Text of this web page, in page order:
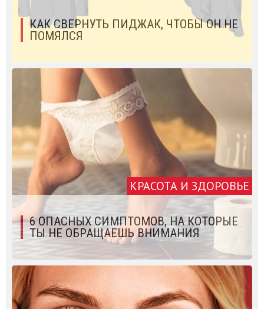
КАК СВЕРНУТЬ ПИДЖАК, ЧТОБЫ ОН НЕ
ПОМЯЛСЯ
КРАСОТА И ЗДОРОВЬЕ
6 ОПАСНЫХ СИМПТОМОВ, НА КОТОРЫЕ
ТЫ НЕ ОБРАЩАЕШЬ ВНИМАНИЯ